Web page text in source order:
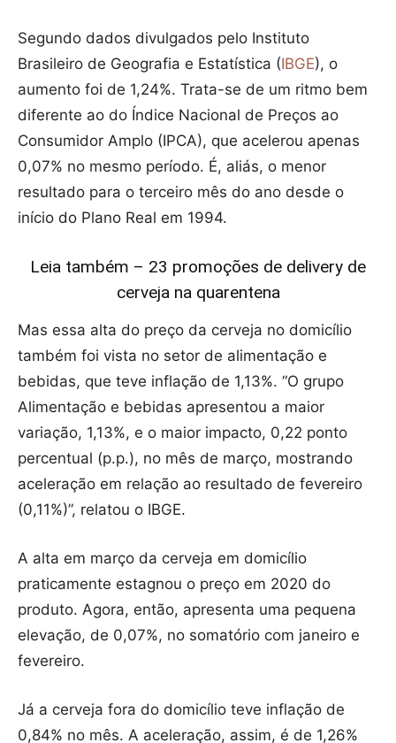
Segundo dados divulgados pelo Instituto
Brasileiro de Geografia e Estatística (IBGE), o
aumento foi de 1,24%. Trata-se de um ritmo bem
diferente ao do Índice Nacional de Preços ao
Consumidor Amplo (IPCA), que acelerou apenas
0,07% no mesmo período. É, aliás, o menor
resultado para o terceiro mês do ano desde o
início do Plano Real em 1994.
Leia também – 23 promoções de delivery de
cerveja na quarentena
Mas essa alta do preço da cerveja no domicílio
também foi vista no setor de alimentação e
bebidas, que teve inflação de 1,13%. “O grupo
Alimentação e bebidas apresentou a maior
variação, 1,13%, e o maior impacto, 0,22 ponto
percentual (p.p.), no mês de março, mostrando
aceleração em relação ao resultado de fevereiro
(0,11%)”, relatou o IBGE.
A alta em março da cerveja em domicílio
praticamente estagnou o preço em 2020 do
produto. Agora, então, apresenta uma pequena
elevação, de 0,07%, no somatório com janeiro e
fevereiro.
Já a cerveja fora do domicílio teve inflação de
0,84% no mês. A aceleração, assim, é de 1,26%